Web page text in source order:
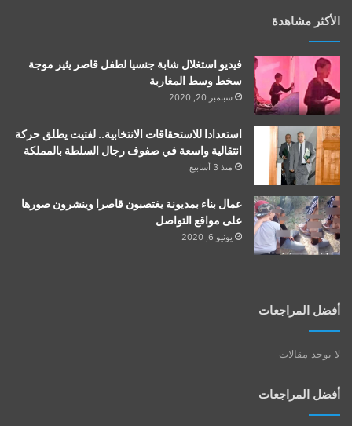
الأكثر مشاهدة
فيديو استغلال شابة جنسيا لطفل قاصر يثير موجة
سخط وسط المغاربة
سبتمبر 20, 2020
استعدادا للاستحقاقات الانتخابية.. لفتيت يطلق حركة
انتقالية واسعة في صفوف رجال السلطة بالمملكة
منذ 3 أسابيع
عمال بناء بمديونة يغتصبون قاصرا وينشرون صورها
على مواقع التواصل
يونيو 6, 2020
أفضل المراجعات
لا يوجد مقالات
أفضل المراجعات